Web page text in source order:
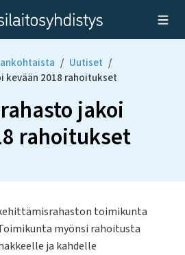
/ Uutiset /
2018 rahoitukset
jakoi
rahoitukset
toimikunta
myönsi rahoitusta
ja kahdelle